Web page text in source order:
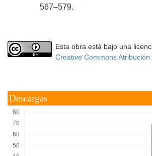
567–579.
Esta obra está bajo una
Creative Commons Atribución
Descargas